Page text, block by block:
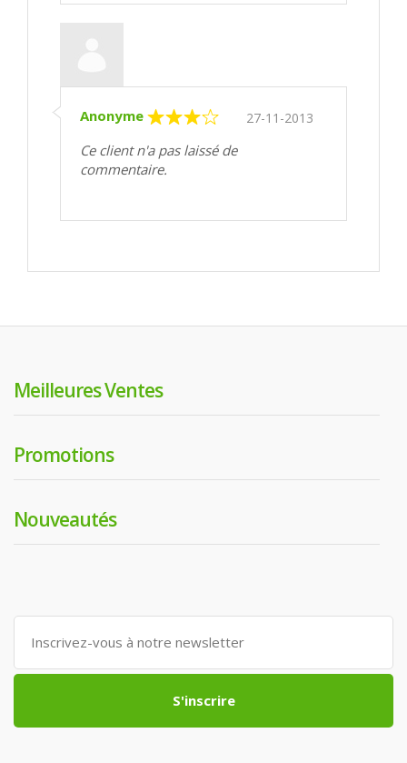
Anonyme 27-11-2013
Ce client n'a pas laissé de
commentaire.
Meilleures Ventes
Promotions
Nouveautés
S'inscrire